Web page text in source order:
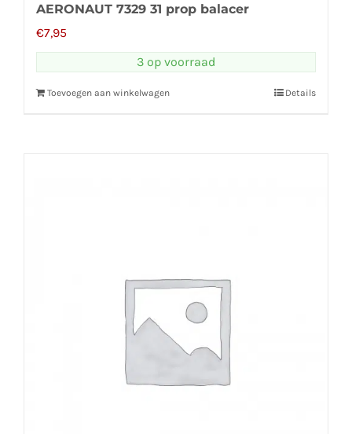
AERONAUT 7329 31 prop balacer
€7,95
3 op voorraad
Toevoegen aan winkelwagen Details